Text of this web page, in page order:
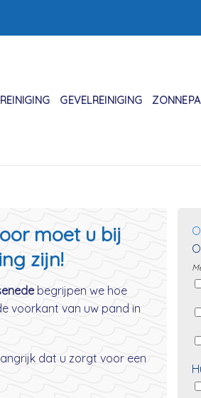
GEVELREINIGING
moet u bij
zijn!
begrijpen we hoe
voorkant van uw pand in
dat u zorgt voor een